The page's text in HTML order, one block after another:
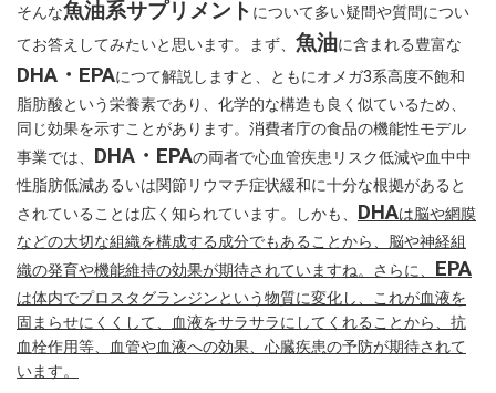
そんな魚油系サプリメント について多い疑問や質問につい
てお答えしてみたいと思います。まず、 魚油に含まれる豊富な
DHA・EPAにつて解説しますと、ともにオメガ3系高度不飽和
脂肪酸という栄養素であり、化学的な構造も良く似ているため、
同じ効果を示すことがあります。消費者庁の食品の機能性モデル
事業では、 DHA・EPAの両者で心血管疾患リスク低減や血中中
性脂肪低減あるいは関節リウマチ症状緩和に十分な根拠があると
されていることは広く知られています。しかも、 DHAは脳や網膜
などの大切な組織を構成する成分でもあることから、脳や神経組
織の発育や機能維持の効果が期待されていますね。さらに、 EPA
は体内でプロスタグランジンという物質に変化し、これが血液を
固まらせにくくして、血液をサラサラにしてくれることから、抗
血栓作用等、血管や血液への効果、心臓疾患の予防が期待されて
います。